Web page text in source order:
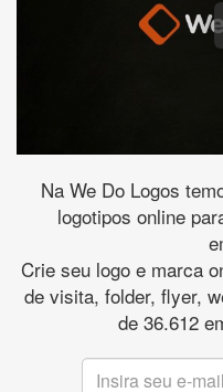
Na We Do Logos
logotipos online
Crie seu logo e marca
de visita, folder, flyer,
de 36.612